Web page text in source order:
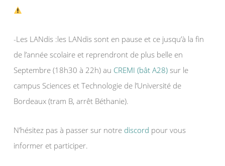
-Les LANdis :les LANdis sont en pause et ce jusqu’à la fin
de l’année scolaire et reprendront de plus belle en
Septembre (18h30 à 22h) au CREMI (bât A28) sur le
campus Sciences et Technologie de l’Université de
Bordeaux (tram B, arrêt Béthanie).
N’hésitez pas à passer sur notre discord pour vous
informer et participer.